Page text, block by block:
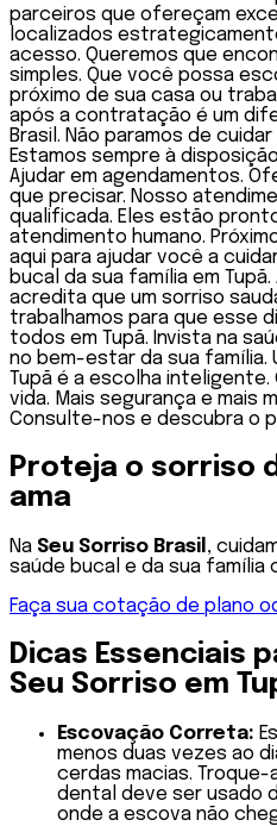
parceiros que ofereçam
localizados
acesso. Queremos que
simples. Que você possa
próximo de sua casa ou
após a contratação é um
Brasil. Não paramos de
Estamos sempre à
Ajudar em agendamentos.
que precisar. Nosso
qualificada. Eles estão
atendimento humano.
aqui para ajudar você a
bucal da sua família em Tupã.
acredita que um sorriso
trabalhamos para que esse
todos em Tupã. Invista na
no bem-estar da sua família.
Tupã é a escolha inteligente.
vida. Mais segurança e mais
Consulte-nos e descubra o
Proteja o sorriso
ama
Na Seu Sorriso Brasil ,
saúde bucal e da sua família
Faça sua cotação de plano
Dicas Essenciais
Seu Sorriso em
Escovação Correta:
menos duas vezes ao
cerdas macias.
dental deve ser usado
onde a escova não